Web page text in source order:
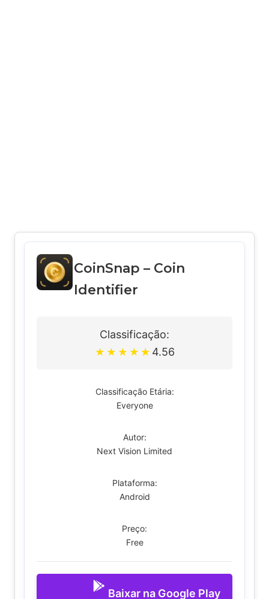
CoinSnap – Coin
Identifier
Classificação:
★ ★ ★ ★ ★ 4.56
Classificação Etária:
Everyone
Autor:
Next Vision Limited
Plataforma:
Android
Preço:
Free
Baixar na Google Play